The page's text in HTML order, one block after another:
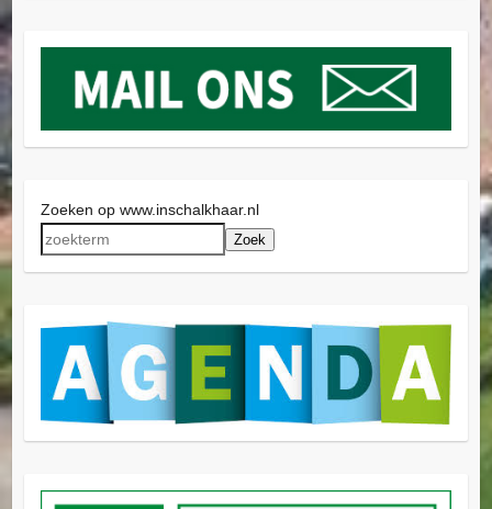
Zoeken op www.inschalkhaar.nl
Zoek